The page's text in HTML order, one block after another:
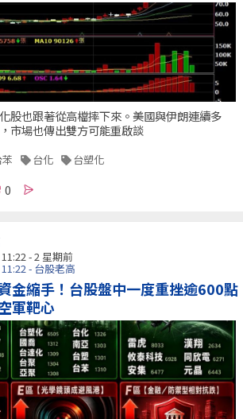
股也跟著從高檔摔下來。美國與伊朗連續多
市場也傳出雙方可能重啟談
台化 台塑化
0
- 2 星期前
- 台股老高
金縮手！台股盤中一度重挫逾600點
軍靶心